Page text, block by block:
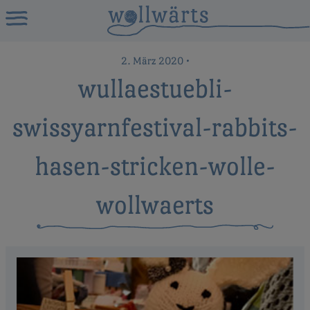
2. März 2020•
wullaestuebli-
swissyarnfestival-rabbits-
hasen-stricken-wolle-
wollwaerts